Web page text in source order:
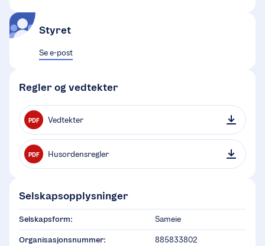
Styret
Se e-post
Regler og vedtekter
PDF Vedtekter
PDF Husordensregler
Selskapsopplysninger
Selskapsform: Sameie
Organisasjonsnummer: 885833802